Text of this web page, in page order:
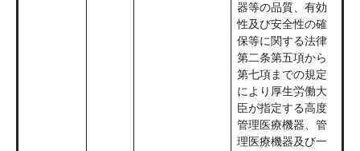
器等の品質、有効
性及び安全性の確
保等に関する法律
第二条第五項から
第七項までの規定
により厚生労働大
臣が指定する高度
管理医療機器、管
理医療機器及び一